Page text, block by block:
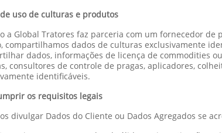
uso de culturas e produtos
a Global Tratores faz parceria com um fornecedor
compartilhamos dados de culturas exclusivamente
dados, informações de licença de commodities
consultores de controle de pragas, aplicadores,
identificáveis.
os requisitos legais
divulgar Dados do Cliente ou Dados Agregados se